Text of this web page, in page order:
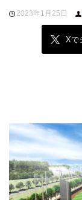
2023年1月25日
Xで